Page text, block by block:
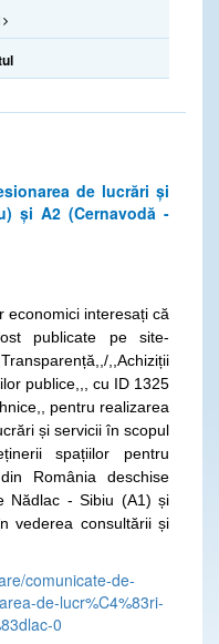
de lucrări și
și A2 (Cernavodă -
interesați că
publicate pe site-
,,Achiziții
publice,,, cu ID 1325
pentru realizarea
și servicii în scopul
spațiilor pentru
România deschise
Nădlac - Sibiu (A1) și
vederea consultării și
comunicate-de-
de-lucr%C4%83ri-
0